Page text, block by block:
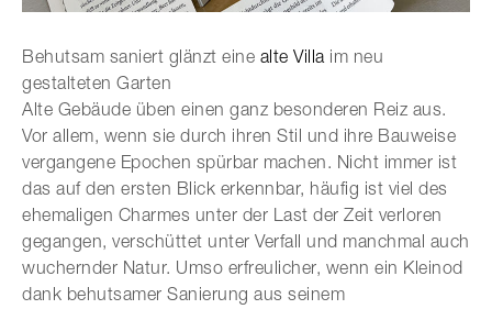
Behutsam saniert glänzt eine alte Villa im neu
gestalteten Garten
Alte Gebäude üben einen ganz besonderen Reiz aus.
Vor allem, wenn sie durch ihren Stil und ihre Bauweise
vergangene Epochen spürbar machen. Nicht immer ist
das auf den ersten Blick erkennbar, häufig ist viel des
ehemaligen Charmes unter der Last der Zeit verloren
gegangen, verschüttet unter Verfall und manchmal auch
wuchernder Natur. Umso erfreulicher, wenn ein Kleinod
dank behutsamer Sanierung aus seinem